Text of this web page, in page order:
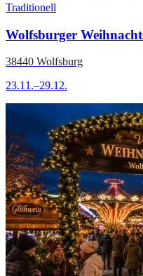
Traditionell
Wolfsburger
38440 Wolfsburg
23.11.–29.12.